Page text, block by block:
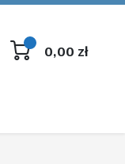
0,00 zł